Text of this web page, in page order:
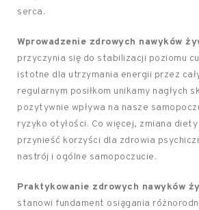
serca.
Wprowadzenie zdrowych nawyków
przyczynia się do stabilizacji poziomu
istotne dla utrzymania energii przez
regularnym posiłkom unikamy nagłych
pozytywnie wpływa na nasze
ryzyko otyłości. Co więcej, zmiana
przynieść korzyści dla zdrowia
nastrój i ogólne samopoczucie.
Praktykowanie zdrowych nawyków
stanowi fundament osiągania